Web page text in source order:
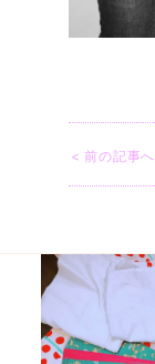
< 前の記事へ